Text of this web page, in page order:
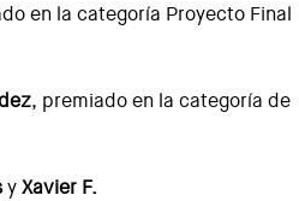
en la categoría Proyecto Final
, premiado en la categoría de
yXavier F.